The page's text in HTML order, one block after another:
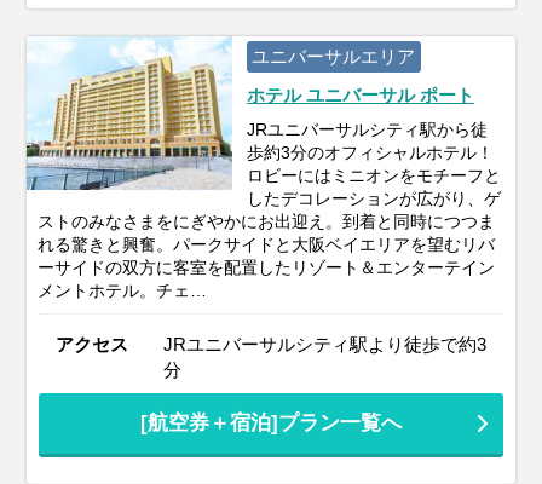
ユニバーサルエリア
ホテル ユニバーサル ポート
JRユニバーサルシティ駅から徒
歩約3分のオフィシャルホテル！
ロビーにはミニオンをモチーフと
したデコレーションが広がり、ゲ
ストのみなさまをにぎやかにお出迎え。到着と同時につつま
れる驚きと興奮。パークサイドと大阪ベイエリアを望むリバ
ーサイドの双方に客室を配置したリゾート＆エンターテイン
メントホテル。チェ…
アクセス
JRユニバーサルシティ駅より徒歩で約3
分
[航空券＋宿泊]プラン一覧へ